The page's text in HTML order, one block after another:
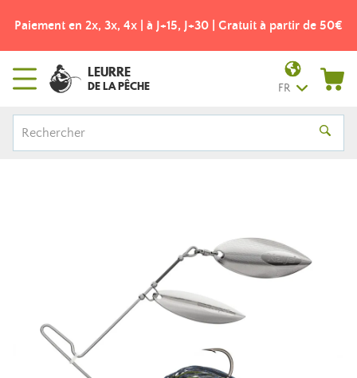
Paiement en 2x, 3x, 4x | à J+15, J+30 | Gratuit à partir de 50€
LEURRE
DE LA PÊCHE FR